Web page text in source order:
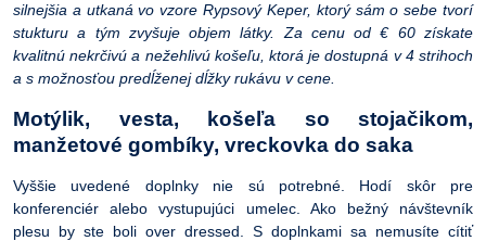
silnejšia a utkaná vo vzore Rypsový Keper, ktorý sám o sebe tvorí
stukturu a tým zvyšuje objem látky. Za cenu od € 60 získate
kvalitnú nekrčivú a nežehlivú košeľu, ktorá je dostupná v 4 strihoch
a s možnosťou predĺženej dĺžky rukávu v cene.
Motýlik, vesta, košeľa so stojačikom,
manžetové gombíky, vreckovka do saka
Vyššie uvedené doplnky nie sú potrebné. Hodí skôr pre
konferenciér alebo vystupujúci umelec. Ako bežný návštevník
plesu by ste boli over dressed. S doplnkami sa nemusíte cítiť